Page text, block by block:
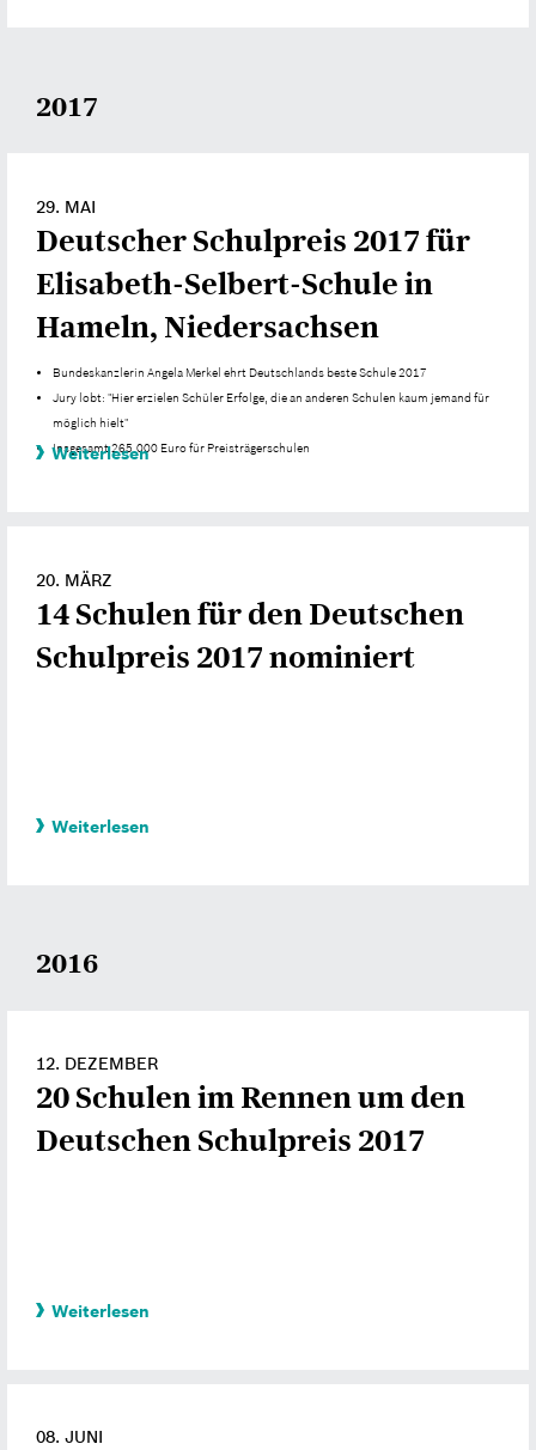
2017
29. MAI
Deutscher Schulpreis 2017 für
Elisabeth-Selbert-Schule in
Hameln, Niedersachsen
Bundeskanzlerin Angela Merkel ehrt Deutschlands beste Schule 2017
Jury lobt: "Hier erzielen Schüler Erfolge, die an anderen Schulen kaum jemand für
möglich hielt"
Insgesamt 265.000 Euro für Preisträgerschulen
Weiterlesen
20. MÄRZ
14 Schulen für den Deutschen
Schulpreis 2017 nominiert
Weiterlesen
2016
12. DEZEMBER
20 Schulen im Rennen um den
Deutschen Schulpreis 2017
Weiterlesen
08. JUNI